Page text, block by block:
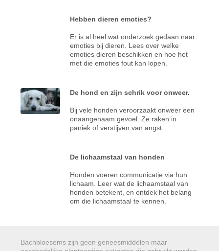
Hebben dieren emoties?
Er is al heel wat onderzoek gedaan naar
emoties bij dieren. Lees over welke
emoties dieren beschikken en hoe het
met die emoties fout kan lopen.
De hond en zijn schrik voor onweer.
Bij vele honden veroorzaakt onweer een
onaangenaam gevoel. Ze raken in
paniek of verstijven van angst.
De lichaamstaal van honden
Honden voeren communicatie via hun
lichaam. Leer wat de lichaamstaal van
honden betekent, en ontdek het belang
om die lichaamstaal te kennen.
Bachbloesems zijn geen geneesmiddelen maar